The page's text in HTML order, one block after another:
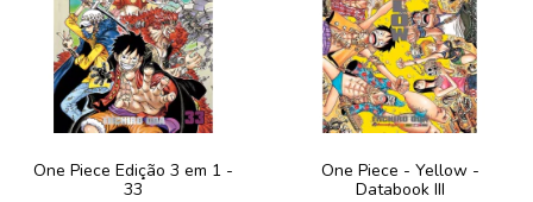
One Piece Edição 3 em 1 -
33
One Piece - Yellow -
Databook III